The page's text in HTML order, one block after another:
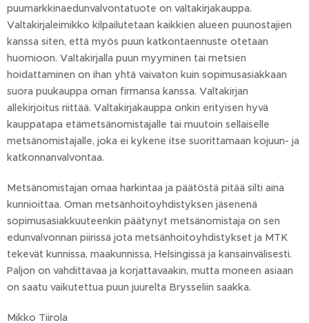
puumarkkinaedunvalvontatuote on valtakirjakauppa.
Valtakirjaleimikko kilpailutetaan kaikkien alueen puunostajien
kanssa siten, että myös puun katkontaennuste otetaan
huomioon. Valtakirjalla puun myyminen tai metsien
hoidattaminen on ihan yhtä vaivaton kuin sopimusasiakkaan
suora puukauppa oman firmansa kanssa. Valtakirjan
allekirjoitus riittää. Valtakirjakauppa onkin erityisen hyvä
kauppatapa etämetsänomistajalle tai muutoin sellaiselle
metsänomistajalle, joka ei kykene itse suorittamaan kojuun- ja
katkonnanvalvontaa.
Metsänomistajan omaa harkintaa ja päätöstä pitää silti aina
kunnioittaa. Oman metsänhoitoyhdistyksen jäsenenä
sopimusasiakkuuteenkin päätynyt metsänomistaja on sen
edunvalvonnan piirissä jota metsänhoitoyhdistykset ja MTK
tekevät kunnissa, maakunnissa, Helsingissä ja kansainvälisesti.
Paljon on vahdittavaa ja korjattavaakin, mutta moneen asiaan
on saatu vaikutettua puun juurelta Brysseliin saakka.
Mikko Tiirola